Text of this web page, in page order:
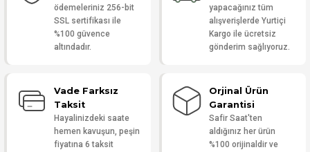
ödemeleriniz 256-bit
SSL sertifikası ile
%100 güvence
altındadır.
yapacağınız tüm
alışverişlerde Yurtiçi
Kargo ile ücretsiz
gönderim sağlıyoruz.
Vade Farksız
Taksit
Hayalinizdeki saate
hemen kavuşun, peşin
fiyatına 6 taksit
Orjinal Ürün
Garantisi
Safir Saat'ten
aldığınız her ürün
%100 orijinaldir ve